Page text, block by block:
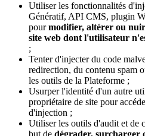
Utiliser les fonctionnalités
Génératif, API CMS, plugin
pourmodifier, altérer ou
site web dont l'utilisateur
;
Tenter d'injecter du code
redirection, du contenu spam
les outils de la Plateforme ;
Usurper l'identité d'un autre
propriétaire de site pour
d'injection ;
Utiliser les outils d'audit et de